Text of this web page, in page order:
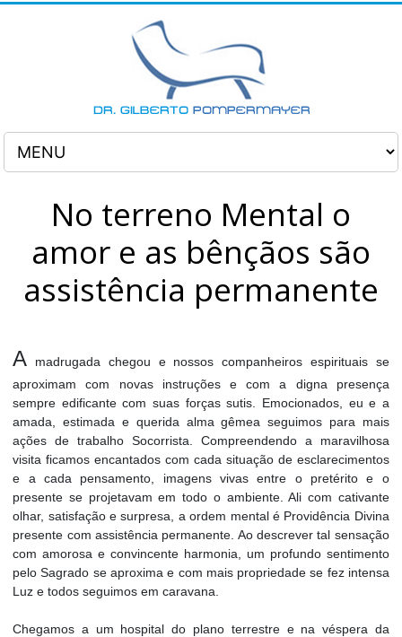
No terreno Mental o
amor e as bênçãos são
assistência permanente
A madrugada chegou e nossos companheiros espirituais se
aproximam com novas instruções e com a digna presença
sempre edificante com suas forças sutis. Emocionados, eu e a
amada, estimada e querida alma gêmea seguimos para mais
ações de trabalho Socorrista. Compreendendo a maravilhosa
visita ficamos encantados com cada situação de esclarecimentos
e a cada pensamento, imagens vivas entre o pretérito e o
presente se projetavam em todo o ambiente. Ali com cativante
olhar, satisfação e surpresa, a ordem mental é Providência Divina
presente com assistência permanente. Ao descrever tal sensação
com amorosa e convincente harmonia, um profundo sentimento
pelo Sagrado se aproxima e com mais propriedade se fez intensa
Luz e todos seguimos em caravana.
Chegamos a um hospital do plano terrestre e na véspera da